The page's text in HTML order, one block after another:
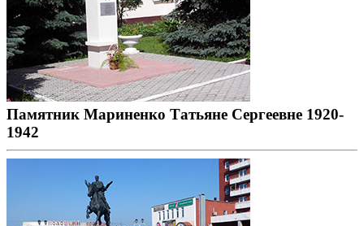
Памятник Мариненко Татьяне Сергеевне 1920-
1942